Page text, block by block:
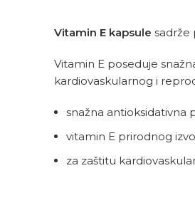
Vitamin E kapsule sadrže
Vitamin E poseduje
kardiovaskularnog i
snažna antioksidativna
vitamin E prirodnog
za zaštitu